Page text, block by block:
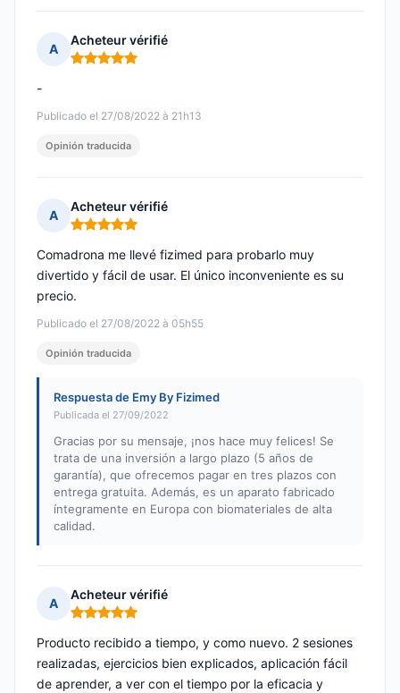
A
Acheteur vérifié
Nota: 5 de 5
Publicado el 27/08/2022 à 21h13
-
Opinión traducida
A
Acheteur vérifié
Nota: 5 de 5
Publicado el 27/08/2022 à 05h55
Comadrona me llevé fizimed para probarlo muy
divertido y fácil de usar. El único inconveniente es su
precio.
Opinión traducida
Respuesta de Emy By Fizimed
Publicada el 27/09/2022
Gracias por su mensaje, ¡nos hace muy felices! Se
trata de una inversión a largo plazo (5 años de
garantía), que ofrecemos pagar en tres plazos con
entrega gratuita. Además, es un aparato fabricado
íntegramente en Europa con biomateriales de alta
calidad.
A
Acheteur vérifié
Nota: 5 de 5
Producto recibido a tiempo, y como nuevo. 2 sesiones
realizadas, ejercicios bien explicados, aplicación fácil
de aprender, a ver con el tiempo por la eficacia y